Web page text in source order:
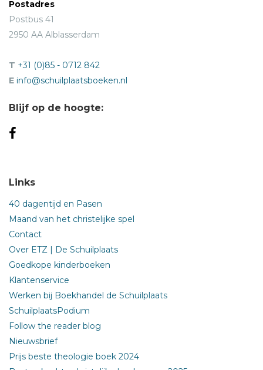
Postadres
Postbus 41
2950 AA Alblasserdam
T +31 (0)85 - 0712 842
E info@schuilplaatsboeken.nl
Blijf op de hoogte:
Links
40 dagentijd en Pasen
Maand van het christelijke spel
Contact
Over ETZ | De Schuilplaats
Goedkope kinderboeken
Klantenservice
Werken bij Boekhandel de Schuilplaats
SchuilplaatsPodium
Follow the reader blog
Nieuwsbrief
Prijs beste theologie boek 2024